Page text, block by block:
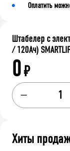
Оплатить
Штабелер с
/ 120Ач)
0₽
Хиты